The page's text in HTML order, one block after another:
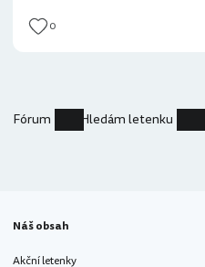
0
Fórum Hledám letenku
Náš obsah
Akční letenky